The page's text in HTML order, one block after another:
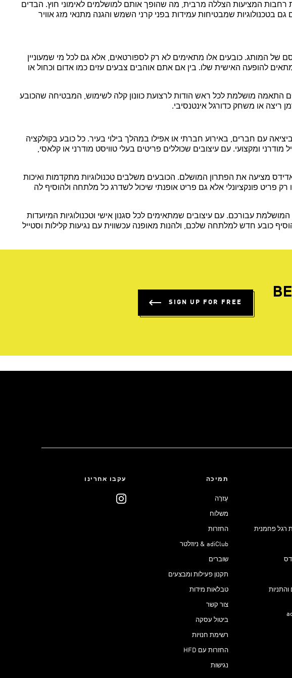
רחבות המציעות הצללה מרבית, מה שהופך אותם למושלמים לאימוני חוץ. הבדים
גם בטכנולוגיות שמבטיחות עמידות בפני קרני השמש והגנה מתנאי מזג אוויר
של המותג. כובעים אלו מתאימים לא רק לספורטאים, אלא גם לכל מי שמעוניין
להופעה האישית שלו. בין אם אתם אוהבים צבעים עזים כמו אדום וכחול או
התאמה מושלמת לכל ראש הודות לרצועת כוונון קלה לשימוש, המבטיחה שהכובע
ריצה או משחק כדורגל אינטנסיבי.
עם חברים, באירוע חברתי או אפילו במהלך בילוי בעיר. כל כובע בקולקציה
ומקצועי. עם עיצובים שכוללים פריטים בעלי טוויסט מודרני או קלאסי,
מציעה את הפתרון המושלם. הכובעים משלבים טכנולוגיות מתקדמות ואיכות
פריט פונקציונלי אלא גם פריט אופנתי שיכול לשדרג כל מלתחה ולהוסיף לה
עבורכם. עם עיצובים שמתאימים לכל סגנון אישי וטכנולוגיות המיועדות
כובע חדש למלתחה שלכם, ולהנות מאופנה עכשווית עם נגיעות קלילות וסטייל
SIGN UP FOR FREE
רגל פחמנית
תמיכה
עֶזרָה
משלוח
החזרות
adiClub & ניוזלטר
שוברים
תקנון פעילות ומבצעים
טבלאות מידות
צור קשר
ביטול עסקה
רשימת חנויות
החזרות עם HFD
נגישות
עקבו אחרינו